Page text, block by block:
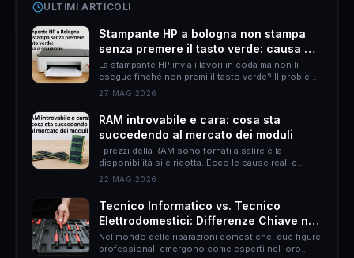
ULTIMI ARTICOLI
Stampante HP a bologna non stampa
senza premere il tasto verde: causa e
soluzione
La stampante HP invia i lavori in coda ma non li
esegue finché non premi il tasto verde? Il problema
è quasi sempre HP Smart. Ecco come risolverlo
27 MAG 2026
RAM introvabile e cara: cosa sta
succedendo al mercato dei moduli
I prezzi della RAM sono tornati a salire e la
disponibilità si è ridotta. Ecco le cause reali e
come muoversi per non spendere il doppio.
22 MAG 2026
Tecnico Informatico vs. Tecnico
Elettrodomestici: Differenze Chiave nel
Mondo delle Riparazioni Domestiche
Nel mondo delle riparazioni domestiche, due figure
professionali emergono come esperti nel loro